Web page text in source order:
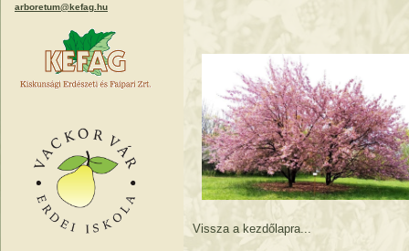
arboretum@kefag.hu
Vissza a kezdőlapra...